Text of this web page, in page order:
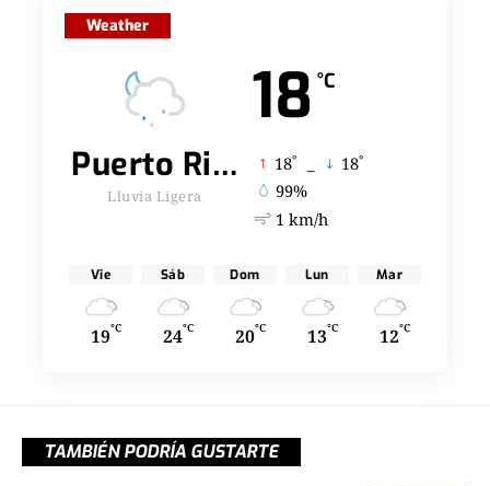
Weather
18 °C
Puerto Rico
Lluvia Ligera
18° 18°
99%
1 km/h
Vie
19°C
Sáb
24°C
Dom
20°C
Lun
13°C
Mar
12°C
TAMBIÉN PODRÍA GUSTARTE